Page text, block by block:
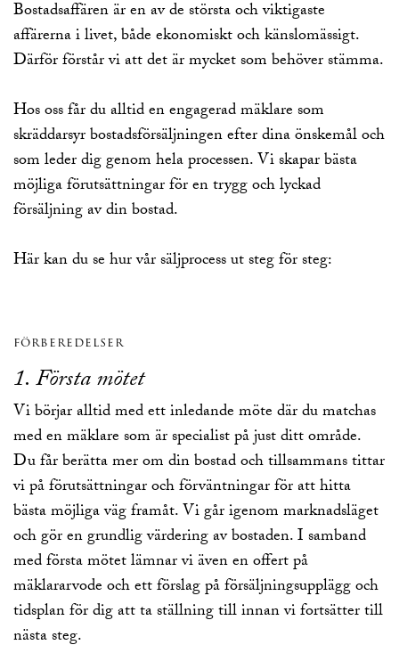
Bostadsaffären är en av de största och viktigaste
affärerna i livet, både ekonomiskt och känslomässigt.
Därför förstår vi att det är mycket som behöver stämma.
Hos oss får du alltid en engagerad mäklare som
skräddarsyr bostadsförsäljningen efter dina önskemål och
som leder dig genom hela processen. Vi skapar bästa
möjliga förutsättningar för en trygg och lyckad
försäljning av din bostad.
Här kan du se hur vår säljprocess ut steg för steg:
förberedelser
1. Första mötet
Vi börjar alltid med ett inledande möte där du matchas
med en mäklare som är specialist på just ditt område.
Du får berätta mer om din bostad och tillsammans tittar
vi på förutsättningar och förväntningar för att hitta
bästa möjliga väg framåt. Vi går igenom marknadsläget
och gör en grundlig värdering av bostaden. I samband
med första mötet lämnar vi även en offert på
mäklararvode och ett förslag på försäljningsupplägg och
tidsplan för dig att ta ställning till innan vi fortsätter till
nästa steg.